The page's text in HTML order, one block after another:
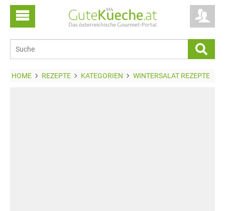
HOME REZEPTE KATEGORIEN WINTERSALAT REZEPTE